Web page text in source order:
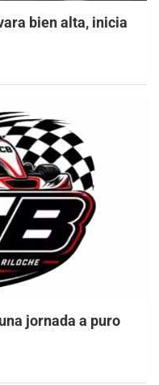
bien alta, inicia
jornada a puro